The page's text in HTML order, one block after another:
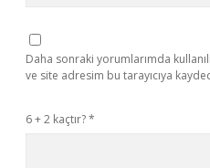
Daha sonraki yorumlarımda
ve site adresim bu tarayıcıya
6 + 2 kaçtır?*